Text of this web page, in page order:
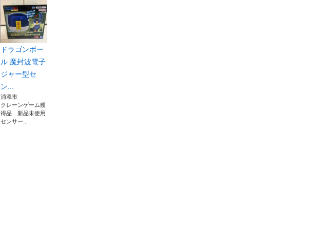
ドラゴンボー
ル 魔封波電子
ジャー型セ
ン...
浦添市
クレーンゲーム獲
得品 新品未使用
センサー...